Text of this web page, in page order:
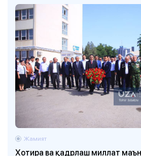
Хотира ва қадрлаш миллат
Жамият